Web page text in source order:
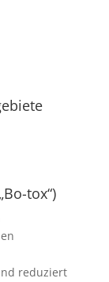
tox“)
reduziert